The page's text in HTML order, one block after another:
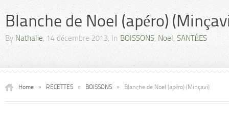
Blanche de Noel (apéro)
By Nathalie, 14 décembre 2013, In BOISSONS, Noel, SANTÉES
Home » RECETTES » BOISSONS » Blanche de Noel (apéro) (Minçavi)